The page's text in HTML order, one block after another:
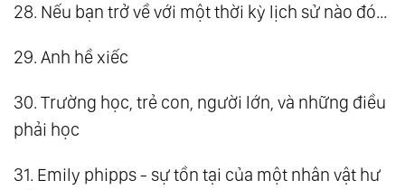
28. Nếu bạn trở về với một thời kỳ lịch sử nào đó…
29. Anh hề xiếc
30. Trường học, trẻ con, người lớn, và những điều
phải học
31. Emily phipps - sự tồn tại của một nhân vật hư